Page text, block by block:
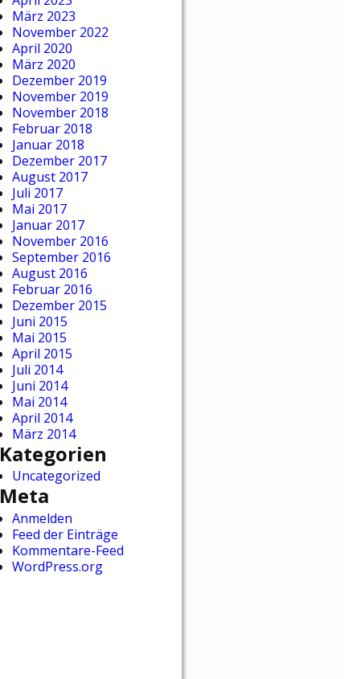
März 2023
November 2022
April 2020
März 2020
Dezember 2019
November 2019
November 2018
Februar 2018
Januar 2018
Dezember 2017
August 2017
Juli 2017
Mai 2017
Januar 2017
November 2016
September 2016
August 2016
Februar 2016
Dezember 2015
Juni 2015
Mai 2015
April 2015
Juli 2014
Juni 2014
Mai 2014
April 2014
März 2014
Kategorien
Uncategorized
Meta
Anmelden
Feed der Einträge
Kommentare-Feed
WordPress.org